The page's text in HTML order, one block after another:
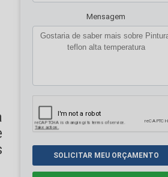
Mensagem
SOLICITAR MEU ORÇAMENTO